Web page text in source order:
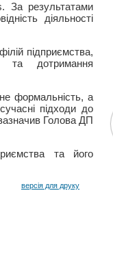
За результатами
діяльності
підприємства,
та дотримання
формальність, а
підходи до
Голова ДП
та його
версія для друку